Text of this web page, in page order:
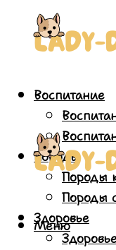
Воспитание
Породы
Породы
Породы
Здоровье
Меню